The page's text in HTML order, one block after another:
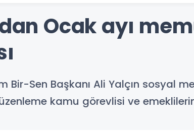
Ocak ayı
Bir-Sen Başkanı Ali Yalçın sosyal
kamu görevlisi ve